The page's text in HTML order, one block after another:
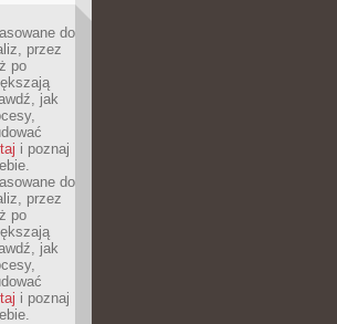
do
przez
po
jak
i poznaj
do
przez
po
jak
i poznaj